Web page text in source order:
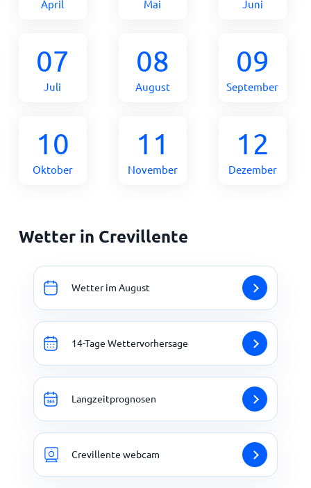
April Mai Juni
07
Juli
08
August
09
September
10
Oktober
11
November
12
Dezember
Wetter in Crevillente
Wetter im August
14-Tage Wettervorhersage
Langzeitprognosen
Crevillente webcam